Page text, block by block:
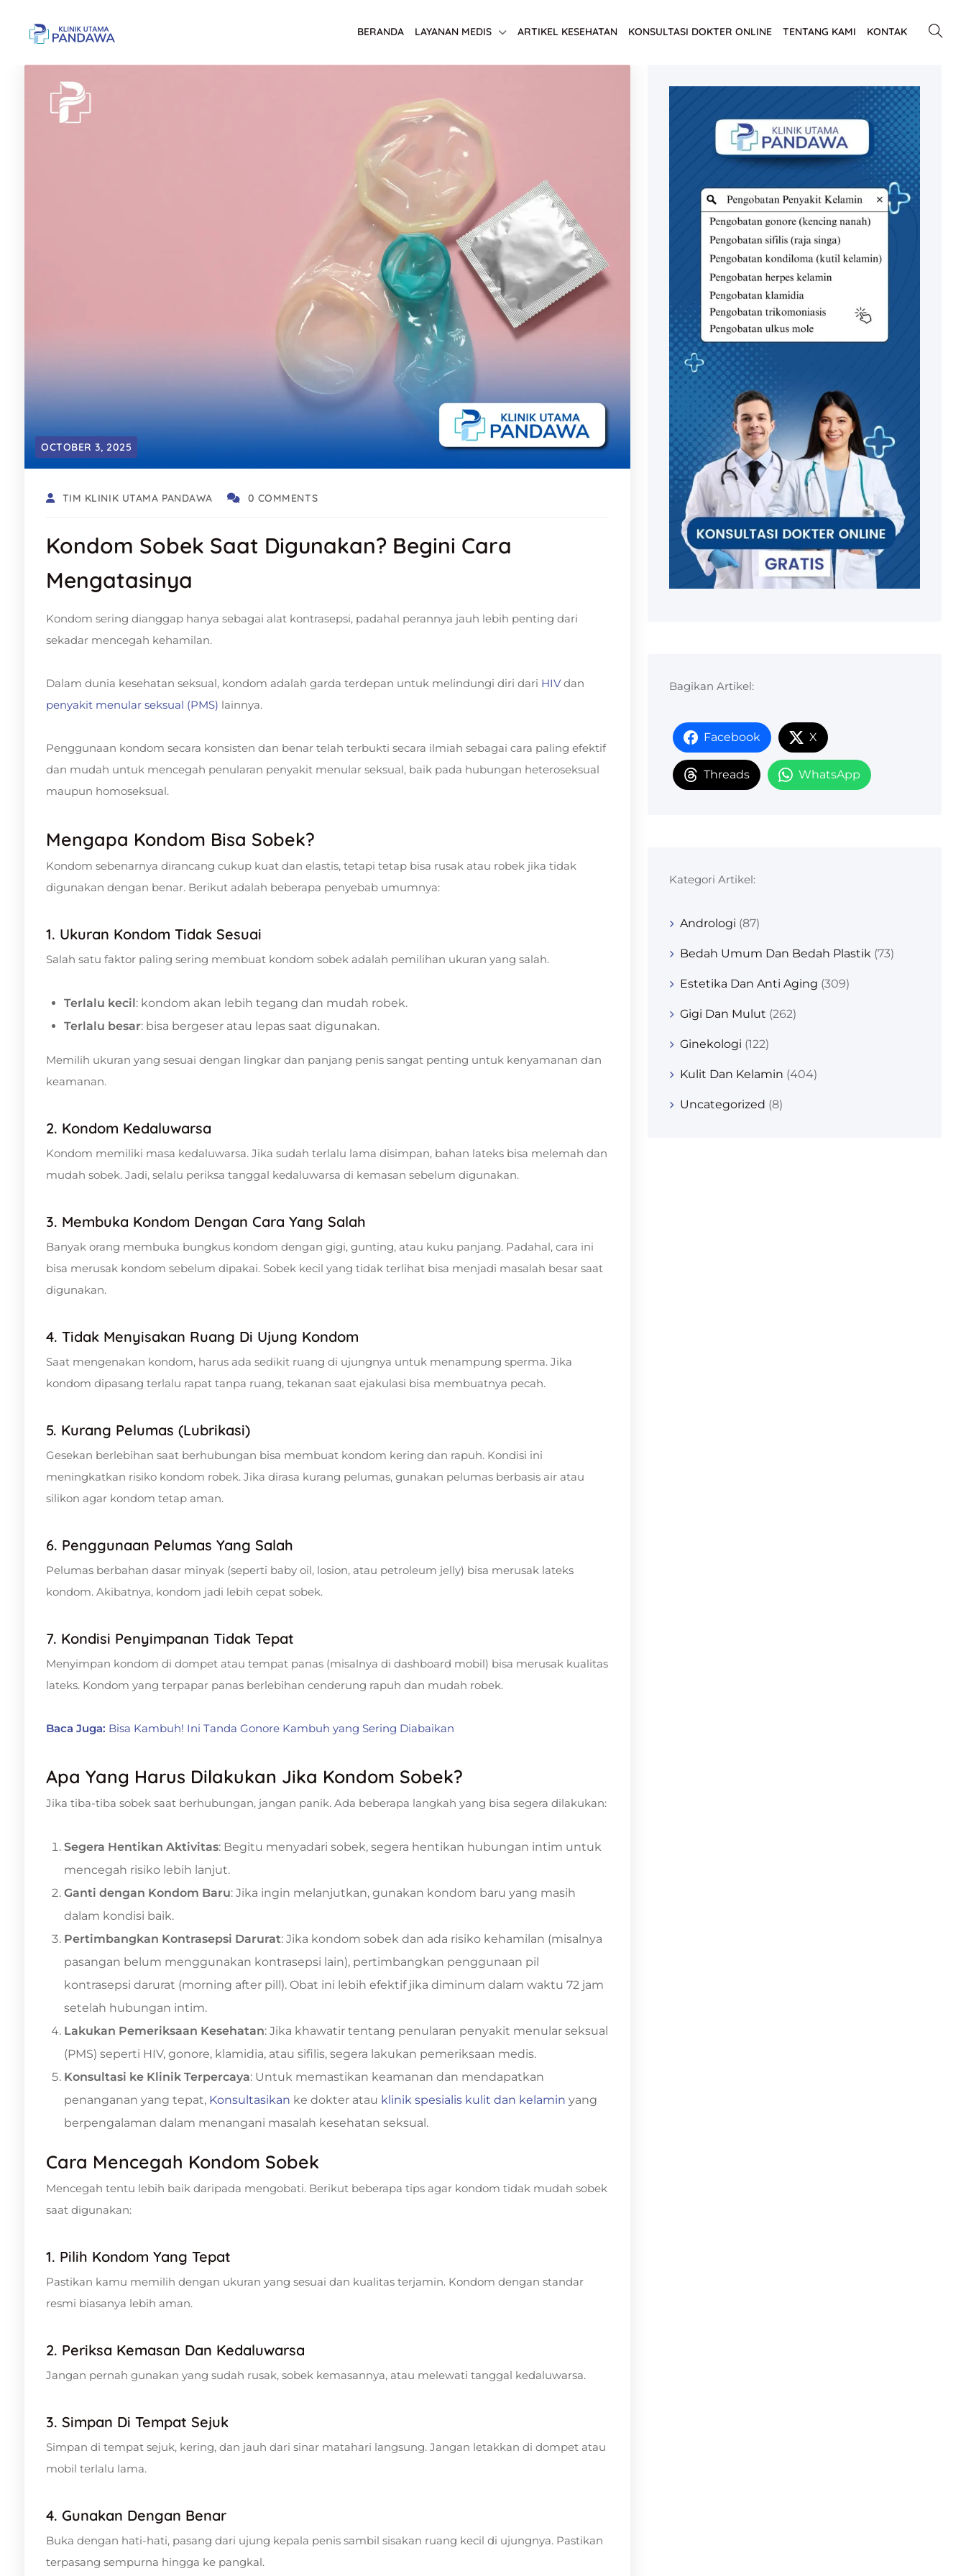
BERANDA LAYANAN MEDIS ARTIKEL KESEHATAN KONSULTASI DOKTER ONLINE TENTANG KAMI KONTAK
OCTOBER 3, 2025
TIM KLINIK UTAMA PANDAWA 0 COMMENTS
Kondom Sobek Saat Digunakan? Begini Cara
Mengatasinya
Kondom sering dianggap hanya sebagai alat kontrasepsi, padahal perannya jauh lebih penting dari
sekadar mencegah kehamilan.
Dalam dunia kesehatan seksual, kondom adalah garda terdepan untuk melindungi diri dari HIVdan
penyakit menular seksual (PMS) lainnya.
Penggunaan kondom secara konsisten dan benar telah terbukti secara ilmiah sebagai cara paling efektif
dan mudah untuk mencegah penularan penyakit menular seksual, baik pada hubungan heteroseksual
maupun homoseksual.
Mengapa Kondom Bisa Sobek?
Kondom sebenarnya dirancang cukup kuat dan elastis, tetapi tetap bisa rusak atau robek jika tidak
digunakan dengan benar. Berikut adalah beberapa penyebab umumnya:
1. Ukuran Kondom Tidak Sesuai
Salah satu faktor paling sering membuat kondom sobek adalah pemilihan ukuran yang salah.
Terlalu kecil: kondom akan lebih tegang dan mudah robek.
Terlalu besar: bisa bergeser atau lepas saat digunakan.
Memilih ukuran yang sesuai dengan lingkar dan panjang penis sangat penting untuk kenyamanan dan
keamanan.
2. Kondom Kedaluwarsa
Kondom memiliki masa kedaluwarsa. Jika sudah terlalu lama disimpan, bahan lateks bisa melemah dan
mudah sobek. Jadi, selalu periksa tanggal kedaluwarsa di kemasan sebelum digunakan.
3. Membuka Kondom Dengan Cara Yang Salah
Banyak orang membuka bungkus kondom dengan gigi, gunting, atau kuku panjang. Padahal, cara ini
bisa merusak kondom sebelum dipakai. Sobek kecil yang tidak terlihat bisa menjadi masalah besar saat
digunakan.
4. Tidak Menyisakan Ruang Di Ujung Kondom
Saat mengenakan kondom, harus ada sedikit ruang di ujungnya untuk menampung sperma. Jika
kondom dipasang terlalu rapat tanpa ruang, tekanan saat ejakulasi bisa membuatnya pecah.
5. Kurang Pelumas (Lubrikasi)
Gesekan berlebihan saat berhubungan bisa membuat kondom kering dan rapuh. Kondisi ini
meningkatkan risiko kondom robek. Jika dirasa kurang pelumas, gunakan pelumas berbasis air atau
silikon agar kondom tetap aman.
6. Penggunaan Pelumas Yang Salah
Pelumas berbahan dasar minyak (seperti baby oil, losion, atau petroleum jelly) bisa merusak lateks
kondom. Akibatnya, kondom jadi lebih cepat sobek.
7. Kondisi Penyimpanan Tidak Tepat
Menyimpan kondom di dompet atau tempat panas (misalnya di dashboard mobil) bisa merusak kualitas
lateks. Kondom yang terpapar panas berlebihan cenderung rapuh dan mudah robek.
Baca Juga: Bisa Kambuh! Ini Tanda Gonore Kambuh yang Sering Diabaikan
Apa Yang Harus Dilakukan Jika Kondom Sobek?
Jika tiba-tiba sobek saat berhubungan, jangan panik. Ada beberapa langkah yang bisa segera dilakukan:
Segera Hentikan Aktivitas: Begitu menyadari sobek, segera hentikan hubungan intim untuk
mencegah risiko lebih lanjut.
Ganti dengan Kondom Baru: Jika ingin melanjutkan, gunakan kondom baru yang masih
dalam kondisi baik.
Pertimbangkan Kontrasepsi Darurat: Jika kondom sobek dan ada risiko kehamilan (misalnya
pasangan belum menggunakan kontrasepsi lain), pertimbangkan penggunaan pil
kontrasepsi darurat (morning after pill). Obat ini lebih efektif jika diminum dalam waktu 72 jam
setelah hubungan intim.
Lakukan Pemeriksaan Kesehatan: Jika khawatir tentang penularan penyakit menular seksual
(PMS) seperti HIV, gonore, klamidia, atau sifilis, segera lakukan pemeriksaan medis.
Konsultasi ke Klinik Terpercaya: Untuk memastikan keamanan dan mendapatkan
penanganan yang tepat, Konsultasikan ke dokter atau klinik spesialis kulit dan kelamin yang
berpengalaman dalam menangani masalah kesehatan seksual.
Cara Mencegah Kondom Sobek
Mencegah tentu lebih baik daripada mengobati. Berikut beberapa tips agar kondom tidak mudah sobek
saat digunakan:
1. Pilih Kondom Yang Tepat
Pastikan kamu memilih dengan ukuran yang sesuai dan kualitas terjamin. Kondom dengan standar
resmi biasanya lebih aman.
2. Periksa Kemasan Dan Kedaluwarsa
Jangan pernah gunakan yang sudah rusak, sobek kemasannya, atau melewati tanggal kedaluwarsa.
3. Simpan Di Tempat Sejuk
Simpan di tempat sejuk, kering, dan jauh dari sinar matahari langsung. Jangan letakkan di dompet atau
mobil terlalu lama.
4. Gunakan Dengan Benar
Buka dengan hati-hati, pasang dari ujung kepala penis sambil sisakan ruang kecil di ujungnya. Pastikan
terpasang sempurna hingga ke pangkal.
Bagikan Artikel:
Facebook X
Threads WhatsApp
Kategori Artikel:
Andrologi (87)
Bedah Umum Dan Bedah Plastik (73)
Estetika Dan Anti Aging (309)
Gigi Dan Mulut (262)
Ginekologi (122)
Kulit Dan Kelamin (404)
Uncategorized (8)